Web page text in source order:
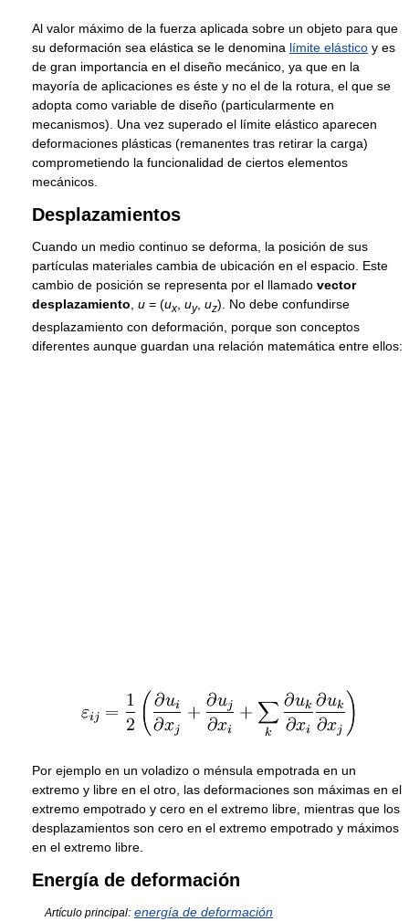
Al valor máximo de la fuerza aplicada sobre un objeto para que
su deformación sea elástica se le denomina límite elástico y es
de gran importancia en el diseño mecánico, ya que en la
mayoría de aplicaciones es éste y no el de la rotura, el que se
adopta como variable de diseño (particularmente en
mecanismos). Una vez superado el límite elástico aparecen
deformaciones plásticas (remanentes tras retirar la carga)
comprometiendo la funcionalidad de ciertos elementos
mecánicos.
Desplazamientos
Cuando un medio continuo se deforma, la posición de sus
partículas materiales cambia de ubicación en el espacio. Este
cambio de posición se representa por el llamado vector
desplazamiento, u = (ux, uy, uz). No debe confundirse
desplazamiento con deformación, porque son conceptos
diferentes aunque guardan una relación matemática entre ellos:
Por ejemplo en un voladizo o ménsula empotrada en un
extremo y libre en el otro, las deformaciones son máximas en el
extremo empotrado y cero en el extremo libre, mientras que los
desplazamientos son cero en el extremo empotrado y máximos
en el extremo libre.
Energía de deformación
Artículo principal: energía de deformación